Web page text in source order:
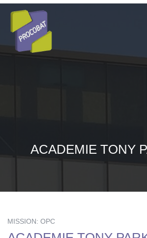
ACADEMIE TONY
MISSION: OPC